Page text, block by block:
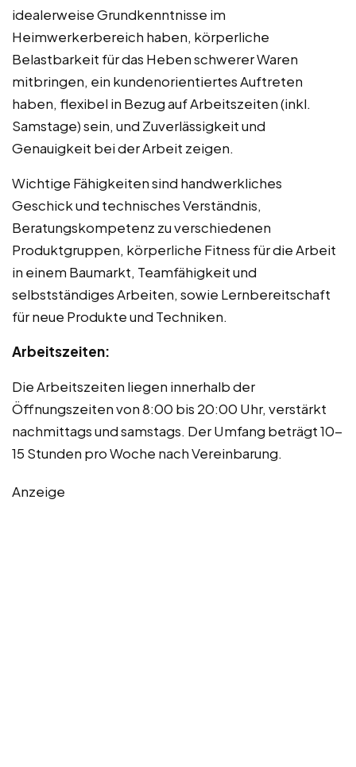
idealerweise Grundkenntnisse im
Heimwerkerbereich haben, körperliche
Belastbarkeit für das Heben schwerer Waren
mitbringen, ein kundenorientiertes Auftreten
haben, flexibel in Bezug auf Arbeitszeiten (inkl.
Samstage) sein, und Zuverlässigkeit und
Genauigkeit bei der Arbeit zeigen.
Wichtige Fähigkeiten sind handwerkliches
Geschick und technisches Verständnis,
Beratungskompetenz zu verschiedenen
Produktgruppen, körperliche Fitness für die Arbeit
in einem Baumarkt, Teamfähigkeit und
selbstständiges Arbeiten, sowie Lernbereitschaft
für neue Produkte und Techniken.
Arbeitszeiten:
Die Arbeitszeiten liegen innerhalb der
Öffnungszeiten von 8:00 bis 20:00 Uhr, verstärkt
nachmittags und samstags. Der Umfang beträgt 10-
15 Stunden pro Woche nach Vereinbarung.
Anzeige